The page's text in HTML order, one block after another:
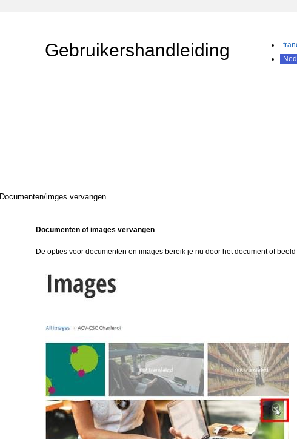
Gebruikershandleiding
Documenten/imges vervangen
Documenten of images vervangen
De opties voor documenten en images bereik je nu door het document of